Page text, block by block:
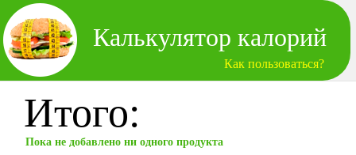
Калькулятор калорий
Как пользоваться?
Итого:
Пока не добавлено ни одного продукта